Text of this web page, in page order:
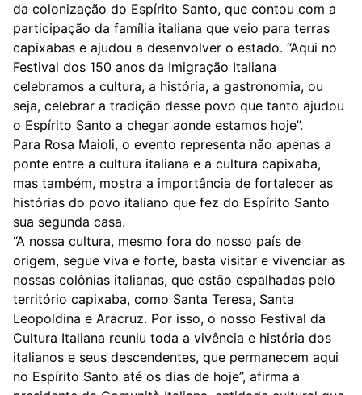
da colonização do Espírito Santo, que contou com a
participação da família italiana que veio para terras
capixabas e ajudou a desenvolver o estado. “Aqui no
Festival dos 150 anos da Imigração Italiana
celebramos a cultura, a história, a gastronomia, ou
seja, celebrar a tradição desse povo que tanto ajudou
o Espírito Santo a chegar aonde estamos hoje”.
Para Rosa Maioli, o evento representa não apenas a
ponte entre a cultura italiana e a cultura capixaba,
mas também, mostra a importância de fortalecer as
histórias do povo italiano que fez do Espírito Santo
sua segunda casa.
“A nossa cultura, mesmo fora do nosso país de
origem, segue viva e forte, basta visitar e vivenciar as
nossas colônias italianas, que estão espalhadas pelo
território capixaba, como Santa Teresa, Santa
Leopoldina e Aracruz. Por isso, o nosso Festival da
Cultura Italiana reuniu toda a vivência e história dos
italianos e seus descendentes, que permanecem aqui
no Espírito Santo até os dias de hoje”, afirma a